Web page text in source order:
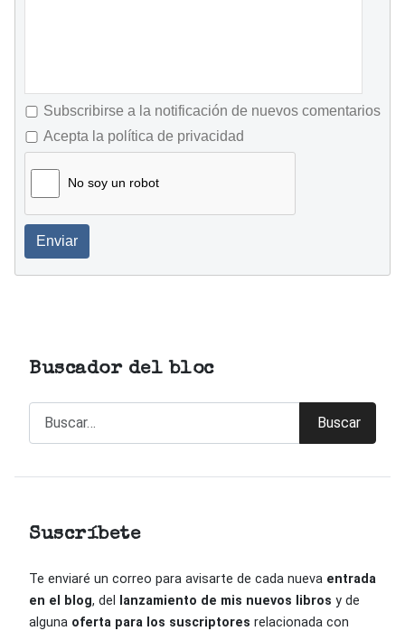
Subscribirse a la notificación de nuevos comentarios
Acepta la política de privacidad
No soy un robot
Enviar
Buscador del bloc
Buscar
Suscríbete
Te enviaré un correo para avisarte de cada nueva entrada
en el blog, del lanzamiento de mis nuevos libros y de
alguna oferta para los suscriptores relacionada con